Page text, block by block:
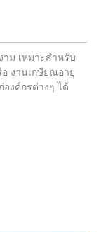
ม เหมาะสำหรับ
งานเกษียณอายุ
งค์กรต่างๆ ได้